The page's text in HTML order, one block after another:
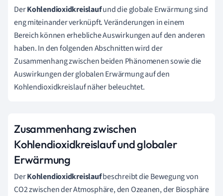
DerKohlendioxidkreislaufund die globale Erwärmung sind
eng miteinander verknüpft. Veränderungen in einem
Bereich können erhebliche Auswirkungen auf den anderen
haben. In den folgenden Abschnitten wird der
Zusammenhang zwischen beiden Phänomenen sowie die
Auswirkungen der globalen Erwärmung auf den
Kohlendioxidkreislauf näher beleuchtet.
Zusammenhang zwischen
Kohlendioxidkreislauf und globaler
Erwärmung
DerKohlendioxidkreislaufbeschreibt die Bewegung von
CO2 zwischen der Atmosphäre, den Ozeanen, der Biosphäre